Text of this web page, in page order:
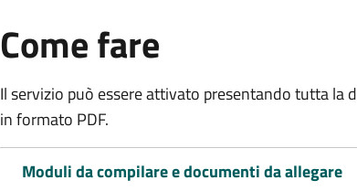
Come fare
Il servizio può essere attivato presentando tutta la
in formato PDF.
Moduli da compilare e documenti da allegare